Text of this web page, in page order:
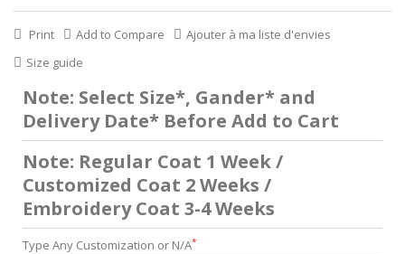
Print Add to Compare
Ajouter à ma liste d'envies
Size guide
Note: Select Size*, Gander* and
Delivery Date* Before Add to Cart
Note: Regular Coat 1 Week /
Customized Coat 2 Weeks /
Embroidery Coat 3-4 Weeks
Type Any Customization or N/A*